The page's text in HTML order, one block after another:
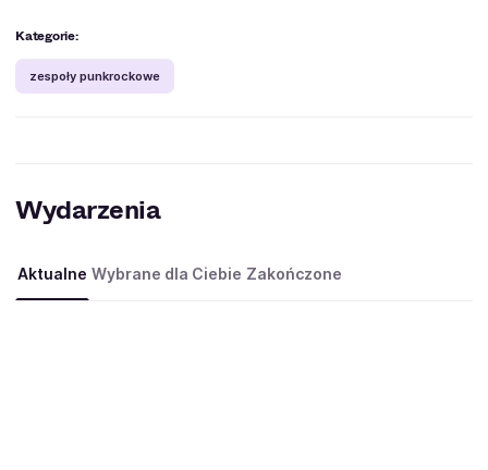
Kategorie:
zespoły punkrockowe
Wydarzenia
Aktualne Wybrane dla Ciebie Zakończone